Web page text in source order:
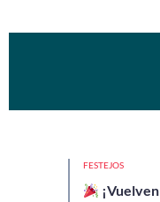
FESTEJOS
¡Vuelven